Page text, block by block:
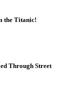
the Titanic!
Through Street